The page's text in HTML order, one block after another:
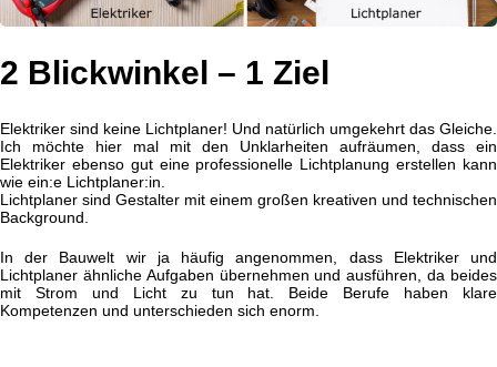
2 Blickwinkel – 1 Ziel
Elektriker sind keine Lichtplaner! Und natürlich umgekehrt das Gleiche.
Ich möchte hier mal mit den Unklarheiten aufräumen, dass ein
Elektriker ebenso gut eine professionelle Lichtplanung erstellen kann
wie ein:e Lichtplaner:in.
Lichtplaner sind Gestalter mit einem großen kreativen und technischen
Background.
In der Bauwelt wir ja häufig angenommen, dass Elektriker und
Lichtplaner ähnliche Aufgaben übernehmen und ausführen, da beides
mit Strom und Licht zu tun hat. Beide Berufe haben klare
Kompetenzen und unterschieden sich enorm.